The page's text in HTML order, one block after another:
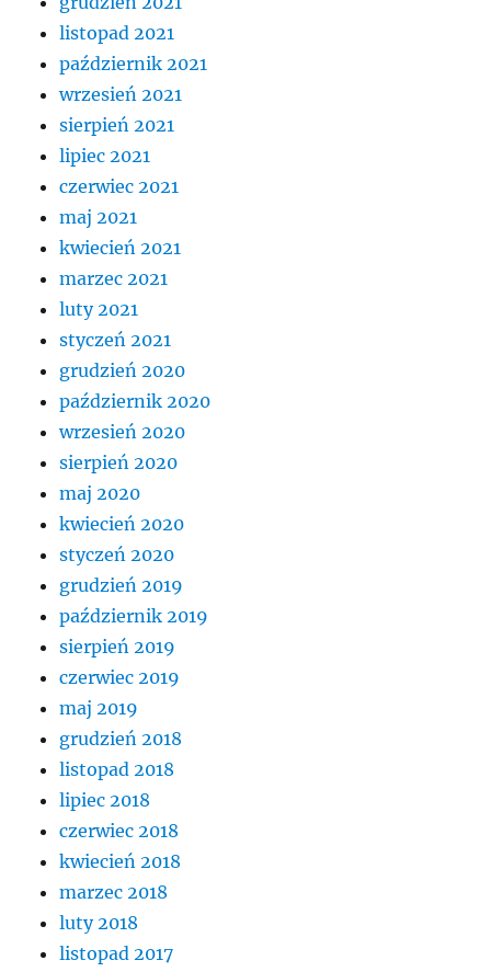
listopad 2021
październik 2021
wrzesień 2021
sierpień 2021
lipiec 2021
czerwiec 2021
maj 2021
kwiecień 2021
marzec 2021
luty 2021
styczeń 2021
grudzień 2020
październik 2020
wrzesień 2020
sierpień 2020
maj 2020
kwiecień 2020
styczeń 2020
grudzień 2019
październik 2019
sierpień 2019
czerwiec 2019
maj 2019
grudzień 2018
listopad 2018
lipiec 2018
czerwiec 2018
kwiecień 2018
marzec 2018
luty 2018
listopad 2017